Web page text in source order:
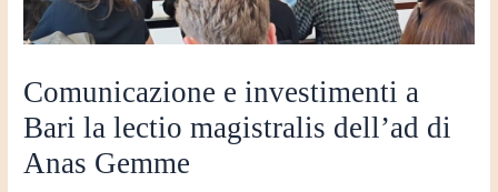
Comunicazione e investimenti a
Bari la lectio magistralis dell’ad di
Anas Gemme